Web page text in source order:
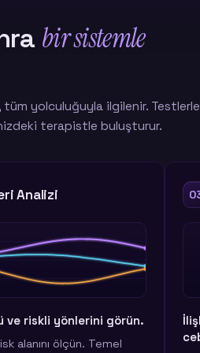
bir sistemle
yolculuğuyla ilgilenir. Testlerle
terapistle buluşturur.
9:41
zaman içindeki değişimini
izleyin.